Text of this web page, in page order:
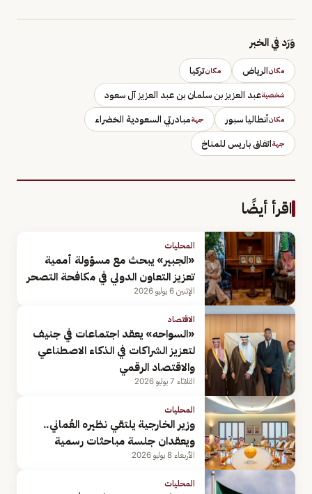
وَرَد في الخبر
مكانالرياض مكانتركيا
شخصيةعبد العزيز بن سلمان بن عبد العزيز آل سعود
مكانأنطاليا سبور جهةمبادرتي السعودية الخضراء
جهةاتفاق باريس للمناخ
اقرأ أيضًا
المحليات
«الجبير» يبحث مع مسؤولة أممية
تعزيز التعاون الدولي في مكافحة التصحر
الإثنين 6 يوليو 2026
الاقتصاد
«السواحه» يعقد اجتماعات في جنيف
لتعزيز الشراكات في الذكاء الاصطناعي
والاقتصاد الرقمي
الثلاثاء 7 يوليو 2026
المحليات
وزير الخارجية يلتقي نظيره العُماني..
ويعقدان جلسة مباحثات رسمية
الأربعاء 8 يوليو 2026
المحليات